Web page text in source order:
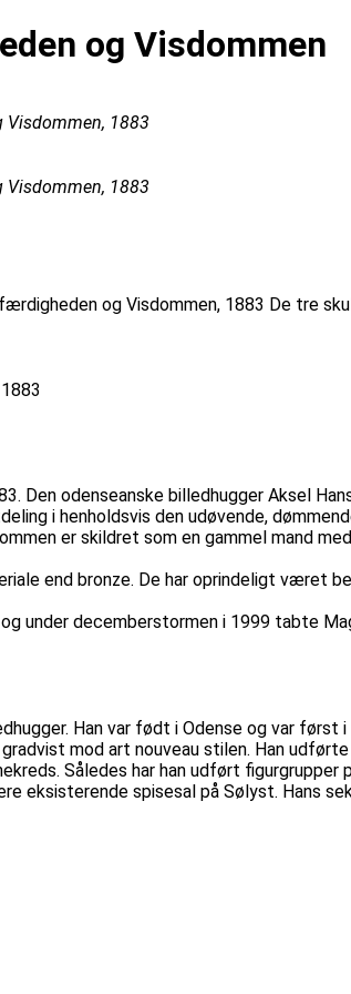
og Visdommen
Visdommen, 1883
Visdommen, 1883
og Visdommen, 1883 De tre
Den odenseanske billedhugger Aksel
i henholdsvis den udøvende,
er skildret som en gammel mand
end bronze. De har oprindeligt været
under decemberstormen i 1999 tabte
Han var født i Odense og var
mod art nouveau stilen. Han
Således har han udført
eksisterende spisesal på Sølyst. Hans